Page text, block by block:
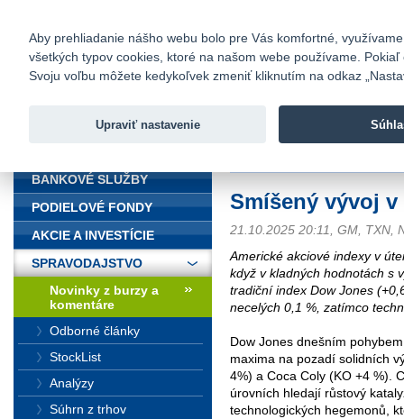
Fio banka
Fio banka
Smíšený vývoj v
21.10.2025 20:11, GM, TXN,
Americké akciové indexy v
když v kladných hodnotách s
tradiční index Dow Jones
necelých 0,1 %, zatímco
Dow Jones dnešním
maxima na pozadí solidních
4%) a Coca Coly (KO +4 %).
úrovních hledají růstový
technologických hegemonů,
BANKOVÉ SLUŽBY
PODIELOVÉ FONDY
AKCIE A INVESTÍCIE
SPRAVODAJSTVO
Novinky z burzy a
komentáre
Odborné články
StockList
Analýzy
Súhrn z trhov
Aby prehliadanie nášho webu bolo pre Vás komfortné,
všetkých typov cookies, ktoré na našom webe používame.
Svoju voľbu môžete kedykoľvek zmeniť kliknutím na odkaz
Upraviť nastavenie